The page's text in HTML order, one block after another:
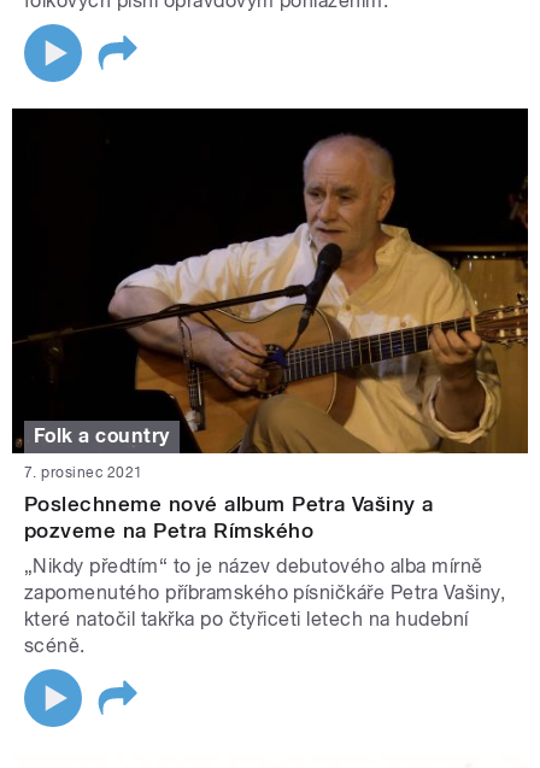
Folk a country
7. prosinec 2021
Poslechneme nové album Petra Vašiny a
pozveme na Petra Rímského
„Nikdy předtím“ to je název debutového alba mírně
zapomenutého příbramského písničkáře Petra Vašiny,
které natočil takřka po čtyřiceti letech na hudební
scéně.